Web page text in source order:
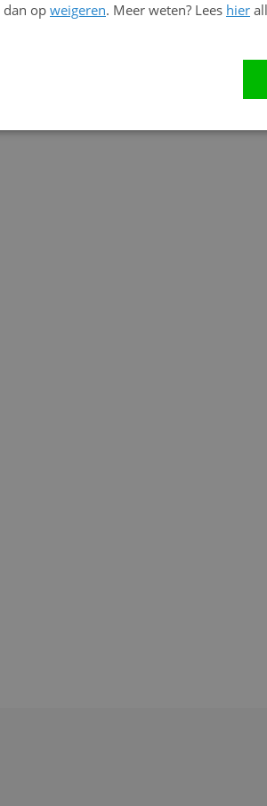
Bel:0528 - 355190
Stuur ons een bericht
dan opweigeren. Meer weten? Lees hier